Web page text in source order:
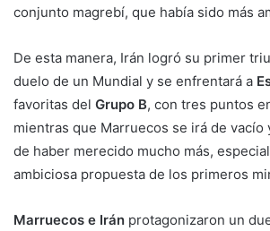
conjunto magrebí, que había sido más
De esta manera, Irán logró su primer
duelo de un Mundial y se enfrentará a
favoritas del Grupo B, con tres puntos
mientras que Marruecos se irá de vacío
de haber merecido mucho más,
ambiciosa propuesta de los primeros
Marruecos e Irán protagonizaron un